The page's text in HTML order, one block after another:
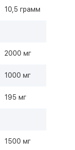
10,5 грамм
2000 мг
1000 мг
195 мг
1500 мг